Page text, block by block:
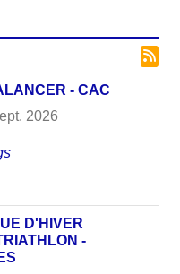
- CAC
2026
D'HIVER
-